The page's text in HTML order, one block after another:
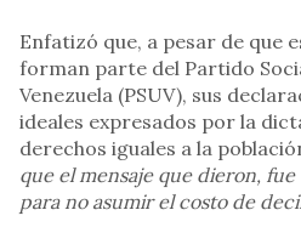
Enfatizó que, a pesar de que
forman parte del Partido
Venezuela (PSUV), sus
ideales expresados por la
derechos iguales a la
que el mensaje que dieron,
para no asumir el costo de